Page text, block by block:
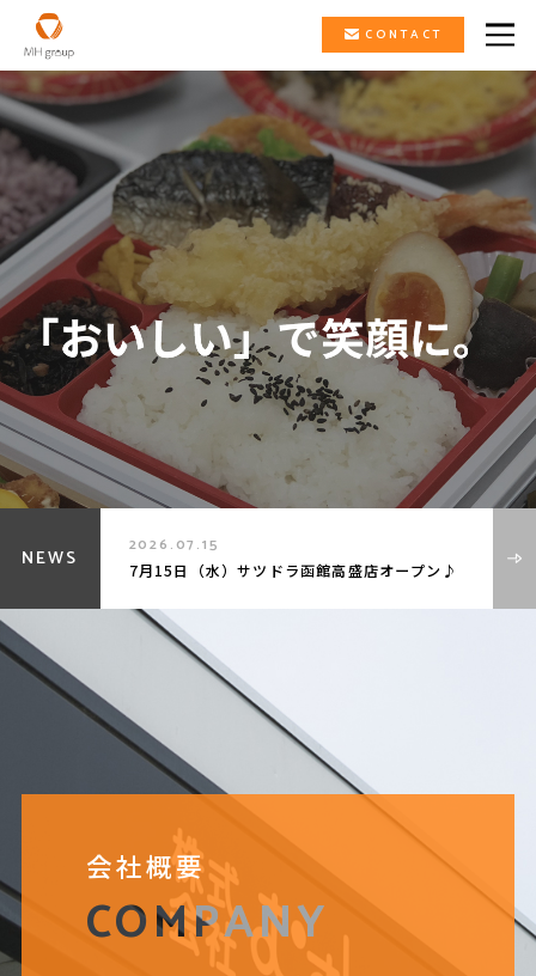
CONTACT
NEWS 2026.07.15
7月15日（水）サツドラ函館高盛店オープン♪
会社概要
COMPANY